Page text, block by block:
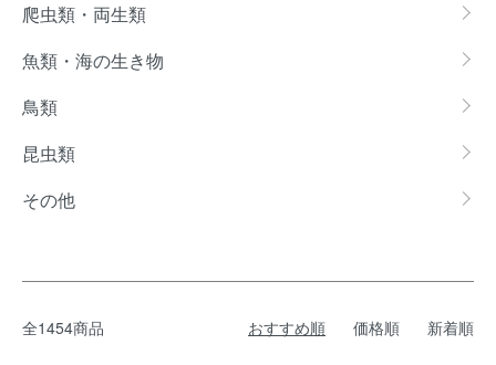
爬虫類・両生類
魚類・海の生き物
鳥類
昆虫類
その他
全1454商品 おすすめ順 価格順 新着順